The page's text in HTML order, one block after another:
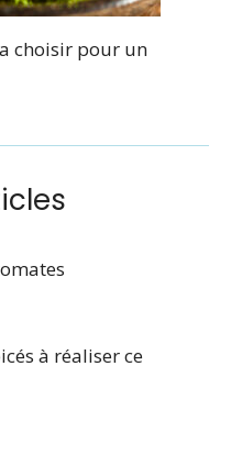
choisir pour un
à réaliser ce